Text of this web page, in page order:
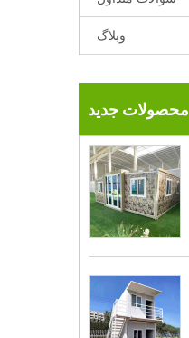
وبلاگ
محصولات جدید